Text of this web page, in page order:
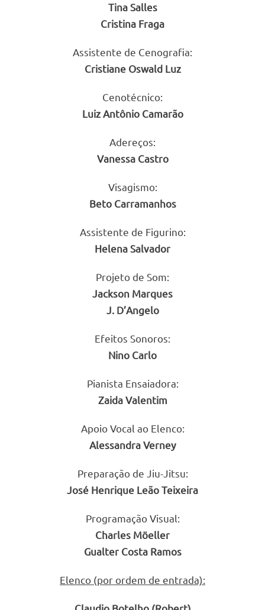
Tina Salles
Cristina Fraga
Assistente de Cenografia:
Cristiane Oswald Luz
Cenotécnico:
Luiz Antônio Camarão
Adereços:
Vanessa Castro
Visagismo:
Beto Carramanhos
Assistente de Figurino:
Helena Salvador
Projeto de Som:
Jackson Marques
J. D’Angelo
Efeitos Sonoros:
Nino Carlo
Pianista Ensaiadora:
Zaida Valentim
Apoio Vocal ao Elenco:
Alessandra Verney
Preparação de Jiu-Jitsu:
José Henrique Leão Teixeira
Programação Visual:
Charles Möeller
Gualter Costa Ramos
Elenco (por ordem de entrada):